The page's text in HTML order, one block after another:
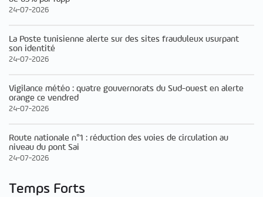
24-07-2026
La Poste tunisienne alerte sur des sites frauduleux usurpant
son identité
24-07-2026
Vigilance météo : quatre gouvernorats du Sud-ouest en alerte
orange ce vendred
24-07-2026
Route nationale n°1 : réduction des voies de circulation au
niveau du pont Sai
24-07-2026
Temps Forts